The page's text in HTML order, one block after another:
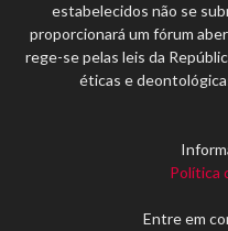
estabelecidos não se
proporcionará um fórum
rege-se pelas leis da
éticas e
Política
Entre em